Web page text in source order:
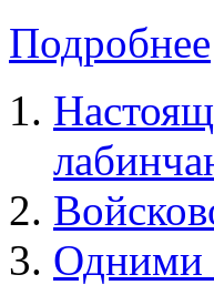
Подробнее
Одними